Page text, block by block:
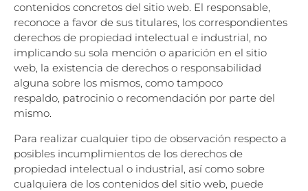
contenidos concretos del sitio web. El responsable,
reconoce a favor de sus titulares, los correspondientes
derechos de propiedad intelectual e industrial, no
implicando su sola mención o aparición en el sitio
web, la existencia de derechos o responsabilidad
alguna sobre los mismos, como tampoco
respaldo, patrocinio o recomendación por parte del
mismo.
Para realizar cualquier tipo de observación respecto a
posibles incumplimientos de los derechos de
propiedad intelectual o industrial, así como sobre
cualquiera de los contenidos del sitio web, puede